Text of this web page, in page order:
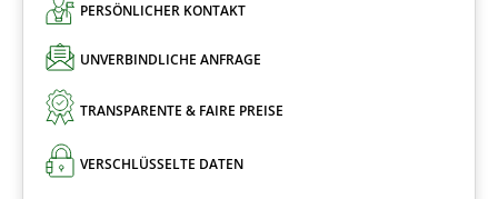
PERSÖNLICHER KONTAKT
UNVERBINDLICHE ANFRAGE
TRANSPARENTE & FAIRE PREISE
VERSCHLÜSSELTE DATEN